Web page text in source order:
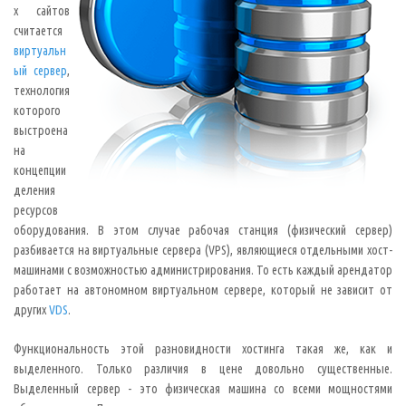
х сайтов
считается
виртуальн
ый сервер,
технология
которого
выстроена
на
концепции
деления
ресурсов
оборудования. В этом случае рабочая станция (физический сервер)
разбивается на виртуальные сервера (VPS), являющиеся отдельными хост-
машинами с возможностью администрирования. То есть каждый арендатор
работает на автономном виртуальном сервере, который не зависит от
другихVDS.
Функциональность этой разновидности хостинга такая же, как и
выделенного. Только различия в цене довольно существенные.
Выделенный сервер - это физическая машина со всеми мощностями